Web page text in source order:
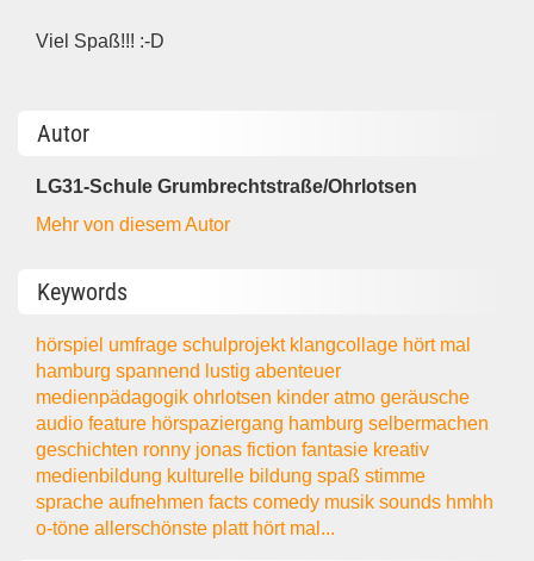
Viel Spaß!!! :-D
Autor
LG31-Schule Grumbrechtstraße/Ohrlotsen
Mehr von diesem Autor
Keywords
hörspiel umfrageschulprojekt klangcollage hört mal
hamburg spannend
lustigabenteuer
medienpädagogikohrlotsen kinderatmogeräusche
audiofeature hörspaziergang hamburgselbermachen
geschichten ronny jonasfictionfantasie kreativ
medienbildung kulturelle bildungspaßstimme
spracheaufnehmenfactscomedy musiksounds hmhh
o-töneallerschönste platt hört mal...